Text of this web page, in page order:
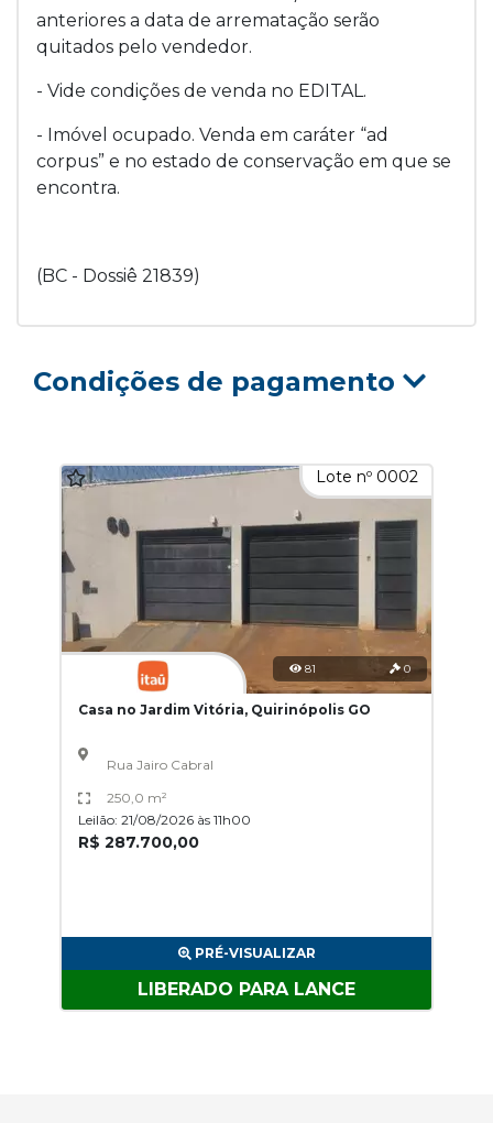
anteriores a data de arrematação serão
quitados pelo vendedor.
- Vide condições de venda no EDITAL.
- Imóvel ocupado. Venda em caráter “ad
corpus” e no estado de conservação em que se
encontra.
(BC - Dossiê 21839)
Condições de pagamento
Lote nº 0002
81 0
Casa no Jardim Vitória, Quirinópolis GO
Rua Jairo Cabral
250,0 m²
Leilão: 21/08/2026 às 11h00
R$ 287.700,00
PRÉ-VISUALIZAR
LIBERADO PARA LANCE